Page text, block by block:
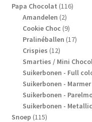
producten
Papa Chocolat 116116
Amandelen 22
producten
Cookie Choc 99
Pralinéballen 1717
Crispies 1212
producten
Smarties / Mini
Suikerbonen - Full
Suikerbonen - Marmer
Suikerbonen -
Suikerbonen - Metallic
Snoep 115115